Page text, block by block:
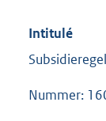
Intitulé
Nummer: